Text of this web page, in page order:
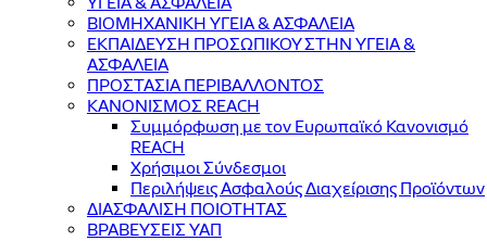
ΒΙΟΜΗΧΑΝΙΚΗ ΥΓΕΙΑ & ΑΣΦΑΛΕΙΑ
ΕΚΠΑΙΔΕΥΣΗ ΠΡΟΣΩΠΙΚΟΥ ΣΤΗΝ ΥΓΕΙΑ &
ΑΣΦΑΛΕΙΑ
ΠΡΟΣΤΑΣΙΑ ΠΕΡΙΒΑΛΛΟΝΤΟΣ
ΚΑΝΟΝΙΣΜΟΣ REACH
Συμμόρφωση με τον Ευρωπαϊκό Κανονισμό
REACH
Χρήσιμοι Σύνδεσμοι
Περιλήψεις Ασφαλούς Διαχείρισης Προϊόντων
ΔΙΑΣΦΑΛΙΣΗ ΠΟΙΟΤΗΤΑΣ
ΒΡΑΒΕΥΣΕΙΣ ΥΑΠ